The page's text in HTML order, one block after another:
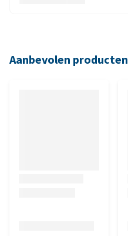
Aanbevolen producten